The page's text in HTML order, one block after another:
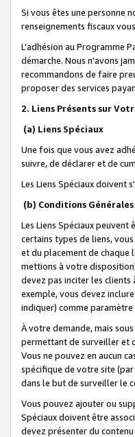
Si vous êtes une personne
renseignements fiscaux
L'adhésion au Programme
démarche. Nous n'avons
recommandons de faire
proposer des services
2. Liens Présents sur
(a) Liens Spéciaux
Une fois que vous avez
suivre, de déclarer et de
Les Liens Spéciaux doivent
(b) Conditions
Les Liens Spéciaux
certains types de liens,
et du placement de chaque
mettions à votre
devez pas inciter les clients
exemple, vous devez
indiquer) comme
À votre demande, mais
permettant de surveiller et
Vous ne pouvez en aucun
spécifique de votre site
dans le but de surveiller le
Vous pouvez ajouter ou
Spéciaux doivent être
devez présenter du